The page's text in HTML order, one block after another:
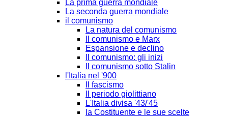
La prima guerra mondiale
La seconda guerra mondiale
il comunismo
La natura del comunismo
Il comunismo e Marx
Espansione e declino
Il comunismo: gli inizi
Il comunismo sotto Stalin
l'Italia nel '900
Il fascismo
Il periodo giolittiano
L'Italia divisa '43/'45
la Costituente e le sue scelte